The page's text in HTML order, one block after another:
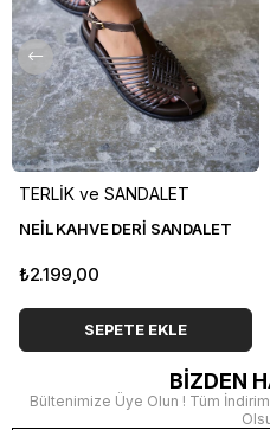
TERLİK ve SANDALET
NEİL KAHVE DERİ SANDALET
₺2.199,00
SEPETE EKLE
BİZDEN
Bültenimize Üye Olun ! Tüm